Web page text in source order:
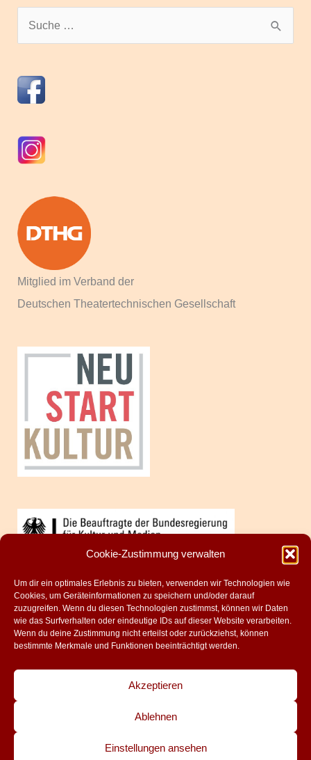
Cookie-Zustimmung verwalten
Um dir ein optimales Erlebnis zu bieten, verwenden wir Technologien wie
Cookies, um Geräteinformationen zu speichern und/oder darauf
zuzugreifen. Wenn du diesen Technologien zustimmst, können wir Daten
wie das Surfverhalten oder eindeutige IDs auf dieser Website verarbeiten.
Wenn du deine Zustimmung nicht erteilst oder zurückziehst, können
bestimmte Merkmale und Funktionen beeinträchtigt werden.
Akzeptieren
Ablehnen
Einstellungen ansehen
h
e
n
h
:
Mitglied im Verband der
Deutschen Theatertechnischen Gesellschaft